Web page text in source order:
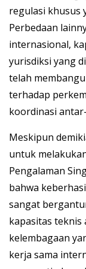
regulasi khusus
Perbedaan
internasional,
yurisdiksi yang
telah
terhadap
koordinasi
Meskipun
untuk
Pengalaman
bahwa
sangat
kapasitas
kelembagaan
kerja sama